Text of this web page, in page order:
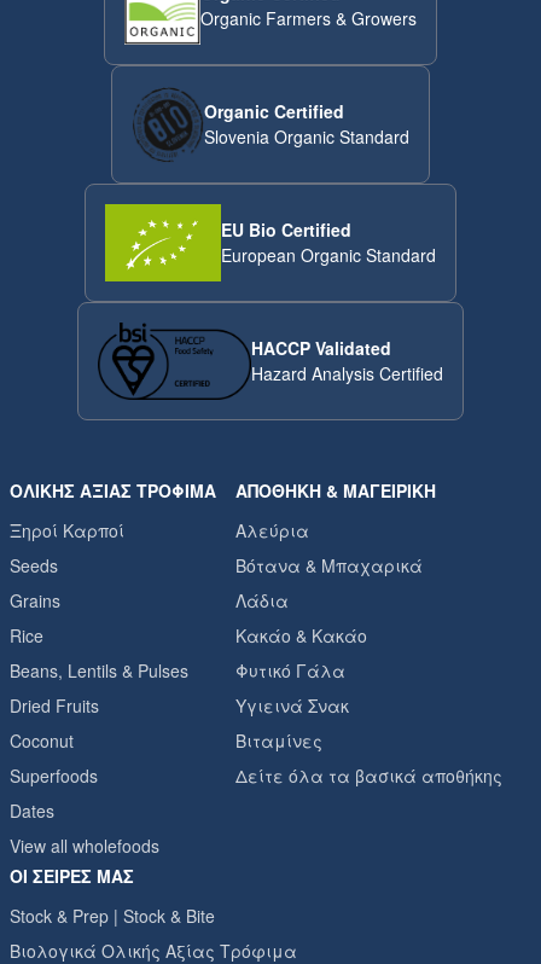
Organic Farmers & Growers
Organic Certified
Slovenia Organic Standard
EU Bio Certified
European Organic Standard
HACCP Validated
Hazard Analysis Certified
ΟΛΙΚΉΣ ΑΞΊΑΣ ΤΡΌΦΙΜΑ
Ξηροί Καρποί
Seeds
Grains
Rice
Beans, Lentils & Pulses
Dried Fruits
Coconut
Superfoods
Dates
View all wholefoods
ΑΠΟΘΉΚΗ & ΜΑΓΕΙΡΙΚΉ
Αλεύρια
Βότανα & Μπαχαρικά
Λάδια
Κακάο & Κακάο
Φυτικό Γάλα
Υγιεινά Σνακ
Βιταμίνες
Δείτε όλα τα βασικά αποθήκης
ΟΙ ΣΕΙΡΈΣ ΜΑΣ
Stock & Prep | Stock & Bite
Βιολογικά Ολικής Αξίας Τρόφιμα